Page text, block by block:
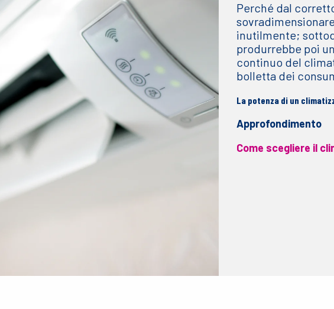
Perché dal
inutilmente;
produrrebbe poi
continuo del
bolletta dei
La potenza di un
Approfondimento
Come scegliere il